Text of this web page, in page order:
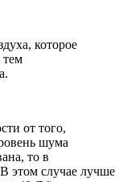
которое
тем
от того,
шума
то в
этом случае лучше